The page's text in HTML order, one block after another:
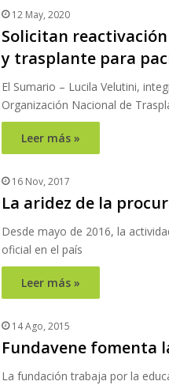
12 May, 2020
Solicitan
y trasplante para
El Sumario – Lucila Velutini,
Organización Nacional de
Leer más »
16 Nov, 2017
La aridez de la
Desde mayo de 2016, la
oficial en el país
Leer más »
14 Ago, 2015
Fundavene fomenta
La fundación trabaja por la